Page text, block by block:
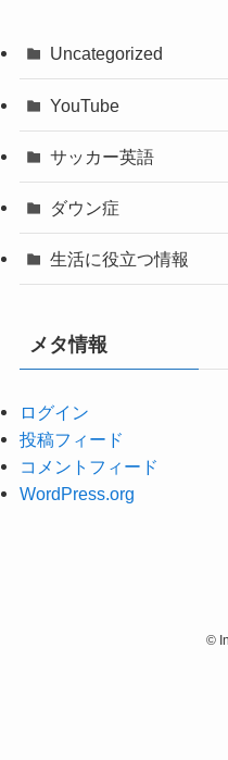
Uncategorized
YouTube
サッカー英語
ダウン症
生活に役立つ情報
メタ情報
ログイン
投稿フィード
コメントフィード
WordPress.org
©